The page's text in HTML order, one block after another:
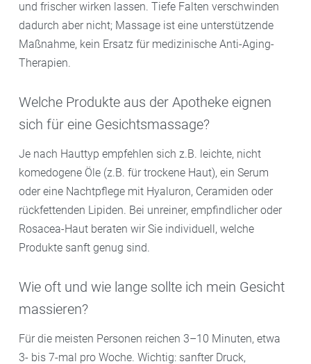
und frischer wirken lassen. Tiefe Falten verschwinden
dadurch aber nicht; Massage ist eine unterstützende
Maßnahme, kein Ersatz für medizinische Anti-Aging-
Therapien.
Welche Produkte aus der Apotheke eignen
sich für eine Gesichtsmassage?
Je nach Hauttyp empfehlen sich z.B. leichte, nicht
komedogene Öle (z.B. für trockene Haut), ein Serum
oder eine Nachtpflege mit Hyaluron, Ceramiden oder
rückfettenden Lipiden. Bei unreiner, empfindlicher oder
Rosacea-Haut beraten wir Sie individuell, welche
Produkte sanft genug sind.
Wie oft und wie lange sollte ich mein Gesicht
massieren?
Für die meisten Personen reichen 3–10 Minuten, etwa
3- bis 7-mal pro Woche. Wichtig: sanfter Druck,